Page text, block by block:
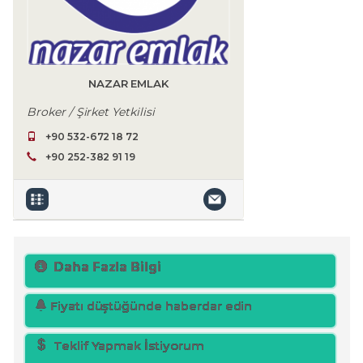
NAZAR EMLAK
Broker / Şirket Yetkilisi
+90 532-672 18 72
+90 252-382 91 19
Daha Fazla Bilgi
Fiyatı düştüğünde haberdar edin
Teklif Yapmak İstiyorum